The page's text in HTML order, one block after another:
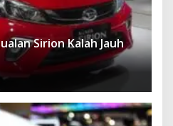
Sirion Kalah Jauh